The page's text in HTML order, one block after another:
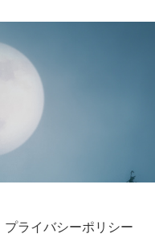
プライバシーポリシー